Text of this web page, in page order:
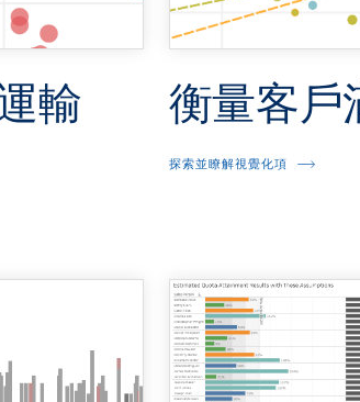
輸
衡量客戶
探索並瞭解視覺化項